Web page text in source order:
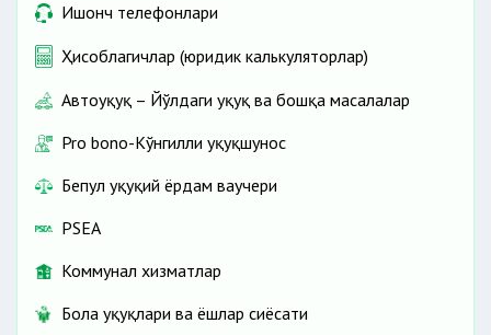
Ишонч телефонлари
Ҳисоблагичлар (юридик калькуляторлар)
Автоҳуқуқ – Йўлдаги ҳуқуқ ва бошқа масалалар
Pro bono-Кўнгилли ҳуқуқшунос
Бепул ҳуқуқий ёрдам ваучери
PSEA
Коммунал хизматлар
Бола ҳуқуқлари ва ёшлар сиёсати